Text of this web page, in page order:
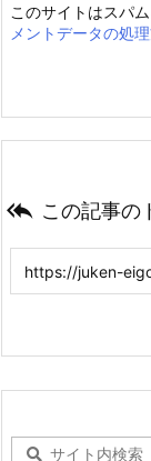
このサイトはスパ
メントデータの処
 この記事の